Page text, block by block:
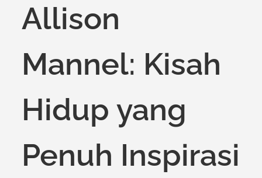
Allison
Mannel: Kisah
Hidup yang
Penuh Inspirasi